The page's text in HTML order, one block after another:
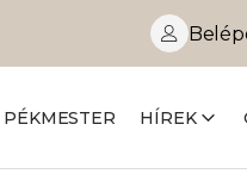
PÉKMESTER HÍREK